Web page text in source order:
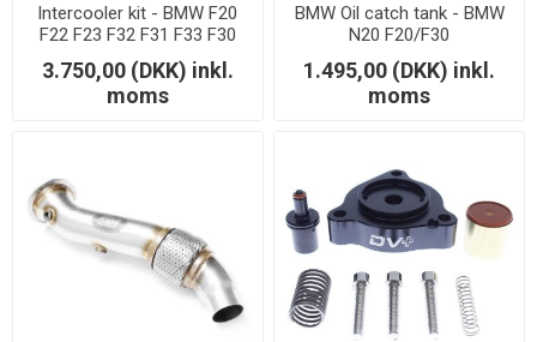
Intercooler kit - BMW F20
F22 F23 F32 F31 F33 F30
3.750,00 (DKK) inkl.
moms
BMW Oil catch tank - BMW
N20 F20/F30
135i/220i/320i/328i/420i/428i
1.495,00 (DKK) inkl.
moms